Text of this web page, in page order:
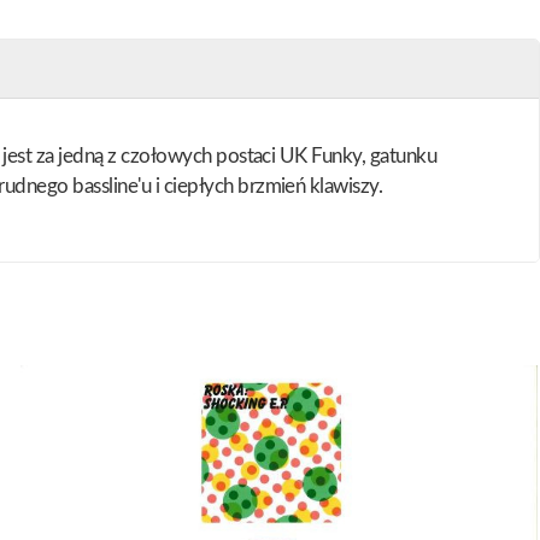
za jedną z czołowych postaci UK Funky, gatunku
bassline'u i ciepłych brzmień klawiszy.